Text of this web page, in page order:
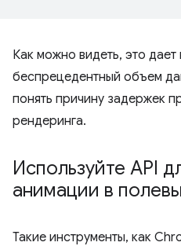
Как можно видеть, это дает
беспрецедентный объем
понять причину задержек
рендеринга.
Используйте API
анимации в
Такие инструменты, как